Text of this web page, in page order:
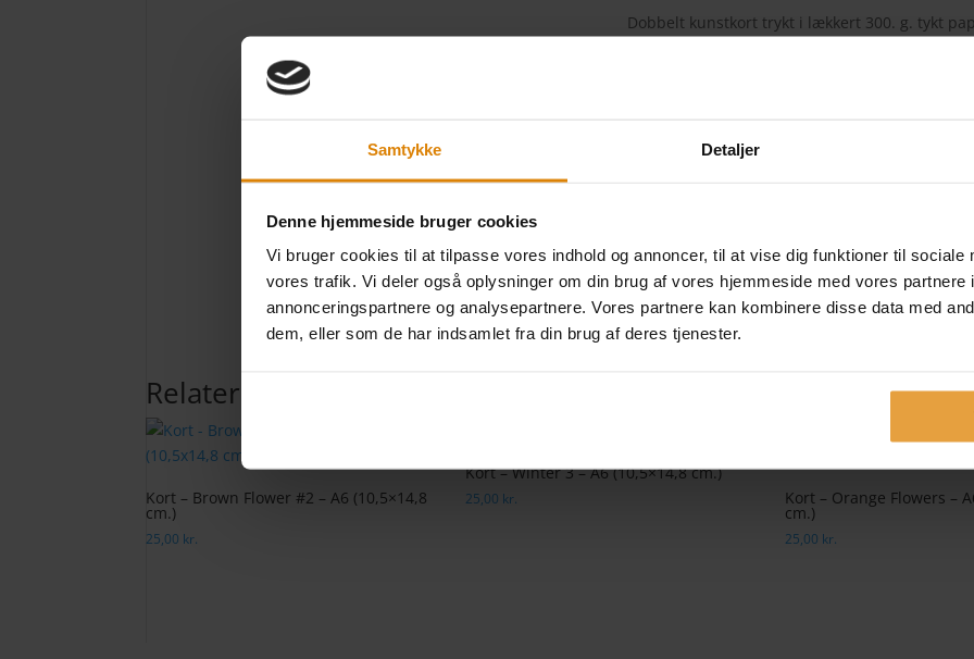
Samtykke Detaljer
Denne hjemmeside bruger cookies
Vi bruger cookies til at tilpasse vores indhold og annoncer, til at vise dig funktioner til sociale
vores trafik. Vi deler også oplysninger om din brug af vores hjemmeside med vores partnere
annonceringspartnere og analysepartnere. Vores partnere kan kombinere disse data med
dem, eller som de har indsamlet fra din brug af deres tjenester.
Dobbelt kunstkort trykt i lækkert 300. g. tykt
KUNSTKORT
Relaterede varer
Kort – Brown Flower #2 – A6 (10,5×14,8
cm.)
25,00 kr.
Kort – Winter 3 – A6 (10,5×14,8 cm.)
25,00 kr. Kort – Orange Flowers –
cm.)
25,00 kr.